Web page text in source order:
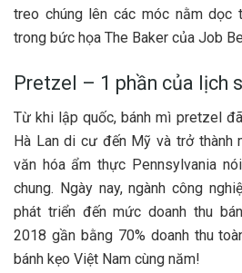
treo chúng lên các móc nằm dọc
trong bức họa The Baker của Job
Pretzel – 1 phần của lịch
Từ khi lập quốc, bánh mì pretzel
Hà Lan di cư đến Mỹ và trở
văn hóa ẩm thực Pennsylvania
chung. Ngày nay, ngành công
phát triển đến mức doanh thu
2018 gần bằng 70% doanh thu
bánh kẹo Việt Nam cùng năm!